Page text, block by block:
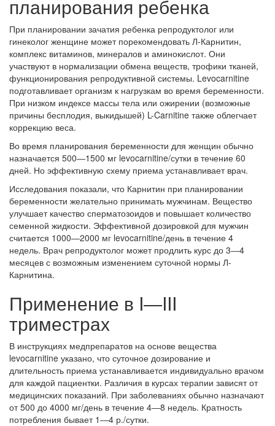
планирования ребенка
При планировании зачатия ребенка репродуктолог или
гинеколог женщине может порекомендовать Л-Карнитин,
комплекс витаминов, минералов и аминокислот. Они
участвуют в нормализации обмена веществ, трофики тканей,
функционирования репродуктивной системы. Levocarnitine
подготавливает организм к нагрузкам во время беременности.
При низком индексе массы тела или ожирении (возможные
причины бесплодия, выкидышей) L-Carnitine также облегчает
коррекцию веса.
Во время планирования беременности для женщин обычно
назначается 500―1500 мг levocarnitine/сутки в течение 60
дней. Но эффективную схему приема устанавливает врач.
Исследования показали, что Карнитин при планировании
беременности желательно принимать мужчинам. Вещество
улучшает качество сперматозоидов и повышает количество
семенной жидкости. Эффективной дозировкой для мужчин
считается 1000―2000 мг levocarnitine/день в течение 4
недель. Врач репродуктолог может продлить курс до 3―4
месяцев с возможным изменением суточной нормы Л-
Карнитина.
Применение в I―III
триместрах
В инструкциях медпрепаратов на основе вещества
levocarnitine указано, что суточное дозирование и
длительность приема устанавливается индивидуально врачом
для каждой пациентки. Различия в курсах терапии зависят от
медицинских показаний. При заболеваниях обычно назначают
от 500 до 4000 мг/день в течение 4―8 недель. Кратность
потребления бывает 1―4 р./сутки.